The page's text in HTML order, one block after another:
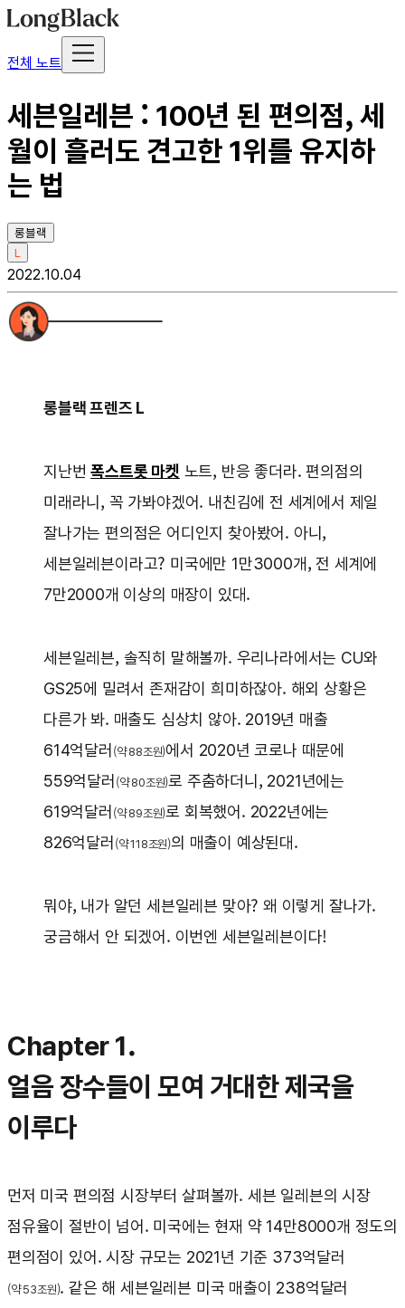
전체 노트
세븐일레븐 : 100년 된 편의점, 세
월이 흘러도 견고한 1위를 유지하
는 법
롱블랙
L
2022.10.04
롱블랙 프렌즈 L
지난번폭스트롯 마켓 노트, 반응 좋더라. 편의점의
미래라니, 꼭 가봐야겠어. 내친김에 전 세계에서 제일
잘나가는 편의점은 어디인지 찾아봤어. 아니,
세븐일레븐이라고? 미국에만 1만3000개, 전 세계에
7만2000개 이상의 매장이 있대.
세븐일레븐, 솔직히 말해볼까. 우리나라에서는 CU와
GS25에 밀려서 존재감이 희미하잖아. 해외 상황은
다른가 봐. 매출도 심상치 않아. 2019년 매출
614억달러 (약 88조원)에서 2020년 코로나 때문에
559억달러 (약 80조원)로 주춤하더니, 2021년에는
619억달러 (약 89조원)로 회복했어. 2022년에는
826억달러 (약 118조원)의 매출이 예상된대.
뭐야, 내가 알던 세븐일레븐 맞아? 왜 이렇게 잘나가.
궁금해서 안 되겠어. 이번엔 세븐일레븐이다!
Chapter 1.
얼음 장수들이 모여 거대한 제국을
이루다
먼저 미국 편의점 시장부터 살펴볼까. 세븐 일레븐의 시장
점유율이 절반이 넘어. 미국에는 현재 약 14만8000개 정도의
편의점이 있어. 시장 규모는 2021년 기준 373억달러
(약 53조원). 같은 해 세븐일레븐 미국 매출이 238억달러